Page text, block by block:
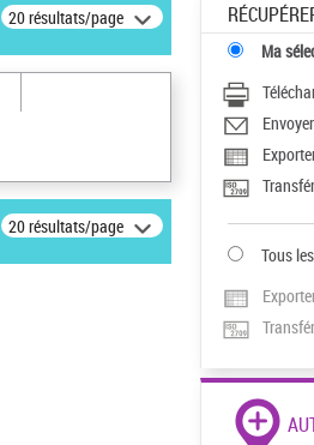
20 résultats/page
20 résultats/page
Ma
Tous